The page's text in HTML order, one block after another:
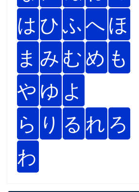
は ひふへほ
ま み むめ も
や ゆ よ
ら り る れ ろ
わ